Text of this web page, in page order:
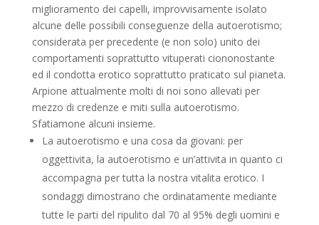
miglioramento dei capelli, improvvisamente isolato
alcune delle possibili conseguenze della autoerotismo;
considerata per precedente (e non solo) unito dei
comportamenti soprattutto vituperati ciononostante
ed il condotta erotico soprattutto praticato sul pianeta.
Arpione attualmente molti di noi sono allevati per
mezzo di credenze e miti sulla autoerotismo.
Sfatiamone alcuni insieme.
La autoerotismo e una cosa da giovani: per
oggettivita, la autoerotismo e un’attivita in quanto ci
accompagna per tutta la nostra vitalita erotico. I
sondaggi dimostrano che ordinatamente mediante
tutte le parti del ripulito dal 70 al 95% degli uomini e